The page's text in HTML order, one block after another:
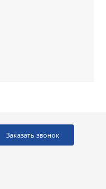
Заказать звонок